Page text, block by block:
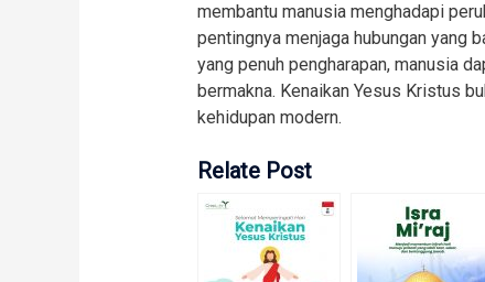
membantu manusia menghadapi
pentingnya menjaga hubungan yang
yang penuh pengharapan, manusia
bermakna. Kenaikan Yesus Kristus
kehidupan modern.
Relate Post